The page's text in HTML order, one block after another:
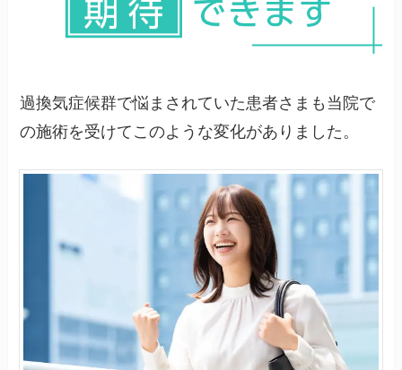
過換気症候群で悩まされていた患者さまも当院で
の施術を受けてこのような変化がありました。